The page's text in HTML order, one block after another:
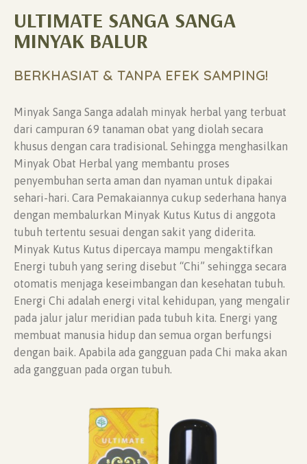
ULTIMATE SANGA SANGA
MINYAK BALUR
BERKHASIAT & TANPA EFEK SAMPING!
Minyak Sanga Sanga adalah minyak herbal yang terbuat
dari campuran 69 tanaman obat yang diolah secara
khusus dengan cara tradisional. Sehingga menghasilkan
Minyak Obat Herbal yang membantu proses
penyembuhan serta aman dan nyaman untuk dipakai
sehari-hari. Cara Pemakaiannya cukup sederhana hanya
dengan membalurkan Minyak Kutus Kutus di anggota
tubuh tertentu sesuai dengan sakit yang diderita.
Minyak Kutus Kutus dipercaya mampu mengaktifkan
Energi tubuh yang sering disebut “Chi” sehingga secara
otomatis menjaga keseimbangan dan kesehatan tubuh.
Energi Chi adalah energi vital kehidupan, yang mengalir
pada jalur jalur meridian pada tubuh kita. Energi yang
membuat manusia hidup dan semua organ berfungsi
dengan baik. Apabila ada gangguan pada Chi maka akan
ada gangguan pada organ tubuh.